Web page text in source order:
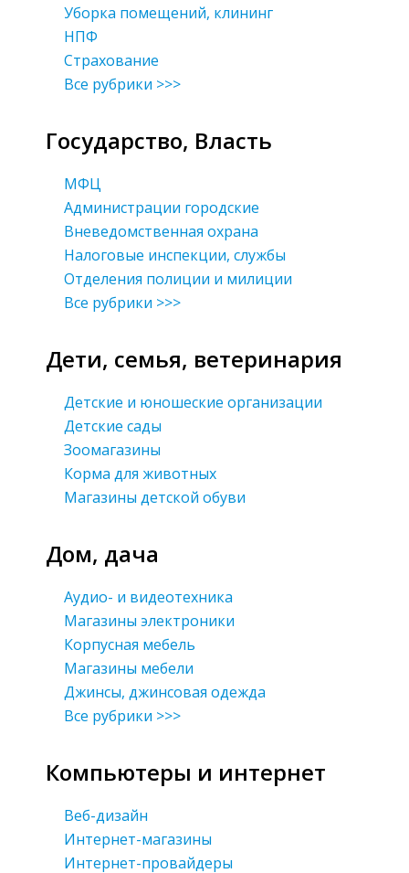
Уборка помещений, клининг
НПФ
Страхование
Все рубрики >>>
Государство, Власть
МФЦ
Администрации городские
Вневедомственная охрана
Налоговые инспекции, службы
Отделения полиции и милиции
Все рубрики >>>
Дети, семья, ветеринария
Детские и юношеские организации
Детские сады
Зоомагазины
Корма для животных
Магазины детской обуви
Дом, дача
Аудио- и видеотехника
Магазины электроники
Корпусная мебель
Магазины мебели
Джинсы, джинсовая одежда
Все рубрики >>>
Компьютеры и интернет
Веб-дизайн
Интернет-магазины
Интернет-провайдеры